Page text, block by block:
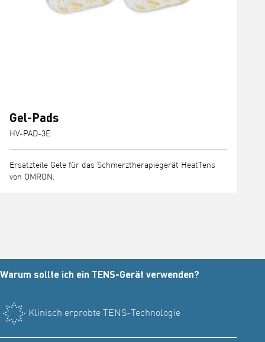
Gel-Pads
HV-PAD-3E
Ersatzteile Gele für das Schmerztherapiegerät HeatTens
von OMRON.
Warum sollte ich ein TENS-Gerät verwenden?
Klinisch erprobte TENS-Technologie